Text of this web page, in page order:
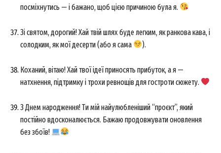
посміхнутись — і бажано, щоб цією причиною була я.
Зі святом, дорогий! Хай твій шлях буде легким, як ранкова кава, і
солодким, як мої десерти (або я сама
).
Коханий, вітаю! Хай твої ідеї приносять прибуток, а я —
натхнення, підтримку і трохи ревнощів для гостроти сюжету.
З Днем народження! Ти мій найулюбленіший “проєкт”, який
постійно вдосконалюється. Бажаю продовжувати оновлення
без збоїв!